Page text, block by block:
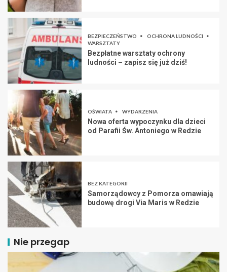
BEZPIECZEŃSTWO
OCHRONA LUDNOŚCI
WARSZTATY
Bezpłatne warsztaty ochrony
ludności – zapisz się już dziś!
OŚWIATA WYDARZENIA
Nowa oferta wypoczynku dla dzieci
od Parafii Św. Antoniego w Redzie
BEZ KATEGORII
Samorządowcy z Pomorza omawiają
budowę drogi Via Maris w Redzie
Nie przegap